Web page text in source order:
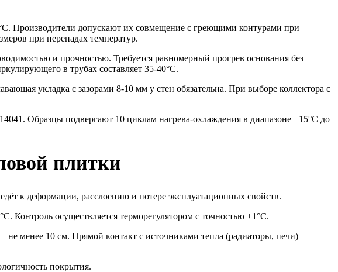
Производители допускают их совмещение с греющими контурами при
при перепадах температур.
и прочностью. Требуется равномерный прогрев основания без
в трубах составляет 35-40°C.
укладка с зазорами 8-10 мм у стен обязательна. При выборе коллектора с
Образцы подвергают 10 циклам нагрева-охлаждения в диапазоне +15°C до
плитки
к деформации, расслоению и потере эксплуатационных свойств.
осуществляется терморегулятором с точностью ±1°C.
не менее 10 см. Прямой контакт с источниками тепла (радиаторы, печи)
покрытия.